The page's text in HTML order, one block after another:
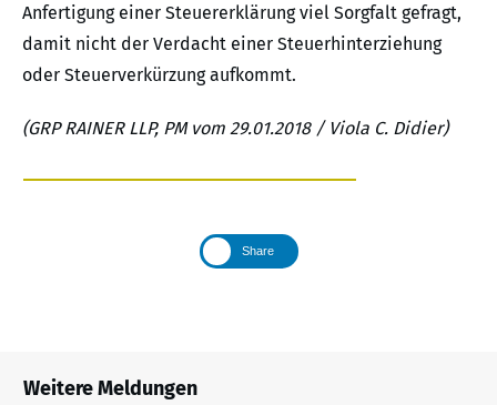
Anfertigung einer Steuererklärung viel Sorgfalt gefragt,
damit nicht der Verdacht einer Steuerhinterziehung
oder Steuerverkürzung aufkommt.
(GRP RAINER LLP, PM vom 29.01.2018 / Viola C. Didier)
Share
Weitere Meldungen